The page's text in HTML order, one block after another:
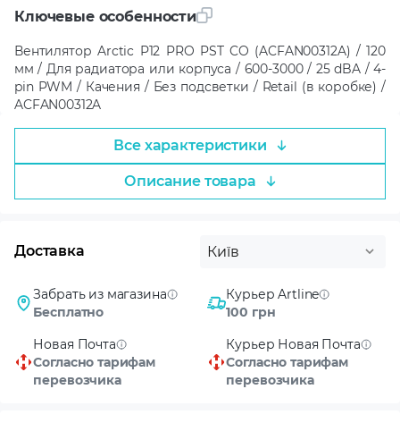
Ключевые особенности
Вентилятор Arctic P12 PRO PST CO (ACFAN00312A) / 120
мм / Для радиатора или корпуса / 600-3000 / 25 dBA / 4-
pin PWM / Качения / Без подсветки / Retail (в коробке) /
ACFAN00312A
Все характеристики
Описание товара
Доставка Київ
Забрать из магазина
Бесплатно
Курьер Artline
100 грн
Новая Почта
Согласно тарифам
перевозчика
Курьер Новая Почта
Согласно тарифам
перевозчика